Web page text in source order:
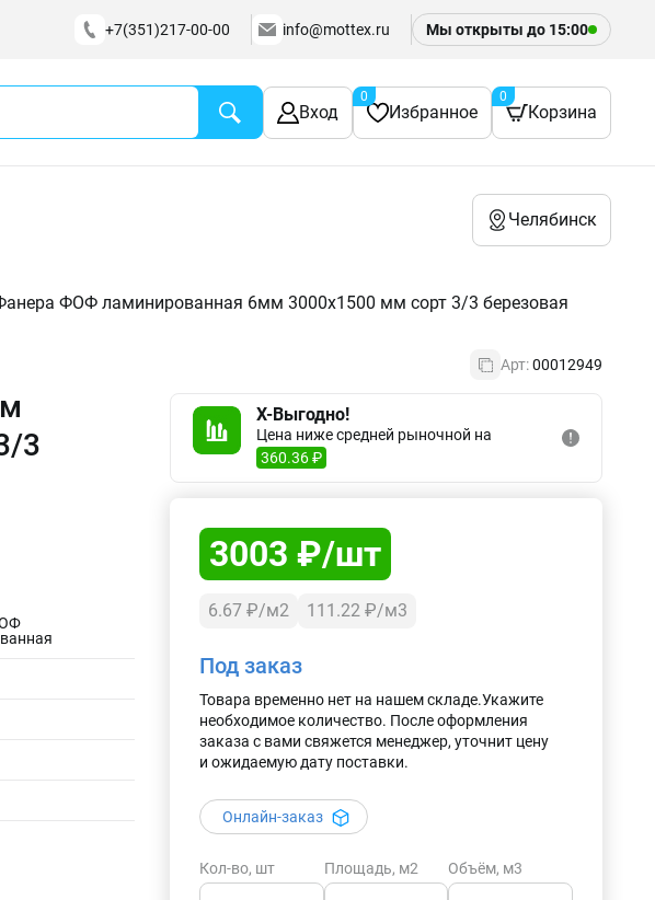
+7(351)217-00-00 info@mottex.ru Мы открыты до 15:00
Вход Избранное
0
Корзина
0
Челябинск
ФОФ ламинированная 6мм 3000х1500 мм сорт 3/3 березовая
3
Арт:00012949
X-Выгодно!
Цена ниже средней рыночной на
360.36 ₽
3003 ₽/шт
6.67 ₽/м2 111.22 ₽/м3
Под заказ
Товара временно нет на нашем складе.Укажите
необходимое количество. После оформления
заказа с вами свяжется менеджер, уточнит цену
и ожидаемую дату поставки.
Онлайн-заказ
Кол-во, шт Площадь, м2 Объём, м3